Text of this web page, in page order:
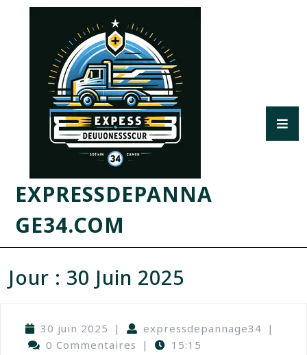
EXPRESSDEPANNA
GE34.COM
Jour : 30 Juin 2025
30 juin 2025 | expressdepannage34 |
0 Commentaires
| 15:15